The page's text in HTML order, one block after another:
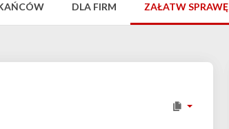
DLA FIRM ZAŁATW SPRAWĘ